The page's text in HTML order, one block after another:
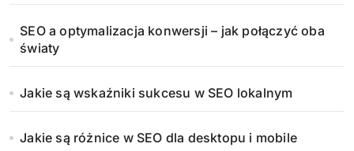
SEO a optymalizacja konwersji – jak połączyć oba
światy
Jakie są wskaźniki sukcesu w SEO lokalnym
Jakie są różnice w SEO dla desktopu i mobile